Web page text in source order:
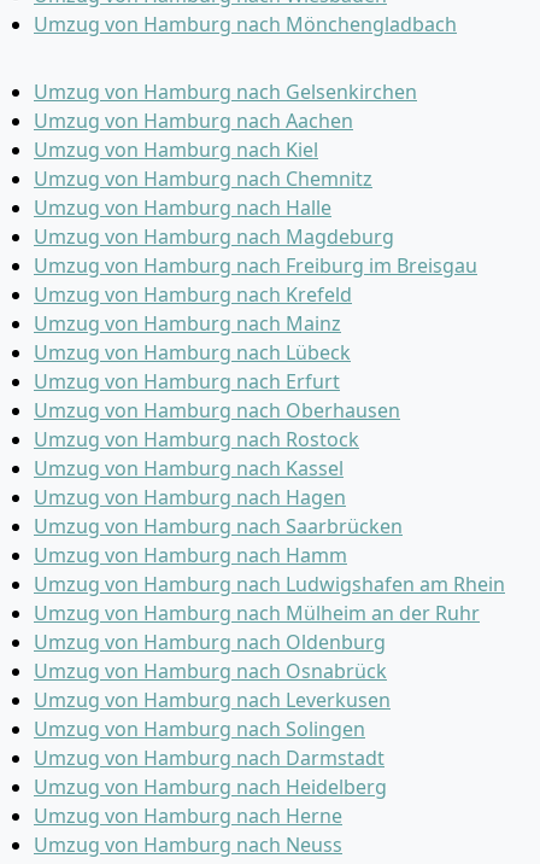
Umzug von Hamburg nach Mönchen­gladbach
Umzug von Hamburg nach Gelsenkirchen
Umzug von Hamburg nach Aachen
Umzug von Hamburg nach Kiel
Umzug von Hamburg nach Chemnitz
Umzug von Hamburg nach Halle
Umzug von Hamburg nach Magdeburg
Umzug von Hamburg nach Freiburg im Breisgau
Umzug von Hamburg nach Krefeld
Umzug von Hamburg nach Mainz
Umzug von Hamburg nach Lübeck
Umzug von Hamburg nach Erfurt
Umzug von Hamburg nach Oberhausen
Umzug von Hamburg nach Rostock
Umzug von Hamburg nach Kassel
Umzug von Hamburg nach Hagen
Umzug von Hamburg nach Saarbrücken
Umzug von Hamburg nach Hamm
Umzug von Hamburg nach Ludwigshafen am Rhein
Umzug von Hamburg nach Mülheim an der Ruhr
Umzug von Hamburg nach Oldenburg
Umzug von Hamburg nach Osnabrück
Umzug von Hamburg nach Leverkusen
Umzug von Hamburg nach Solingen
Umzug von Hamburg nach Darmstadt
Umzug von Hamburg nach Heidelberg
Umzug von Hamburg nach Herne
Umzug von Hamburg nach Neuss